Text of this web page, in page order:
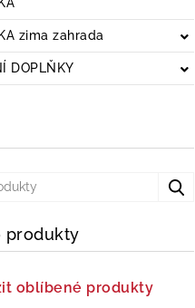
zima zahrada
DOPLŇKY
produkty
oblíbené produkty